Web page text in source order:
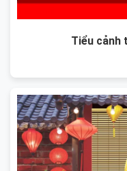
Tiểu cảnh